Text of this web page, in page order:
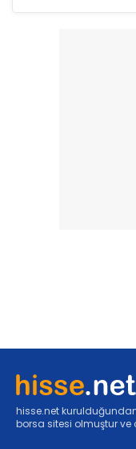
hisse.net
borsa sitesi olmuştur